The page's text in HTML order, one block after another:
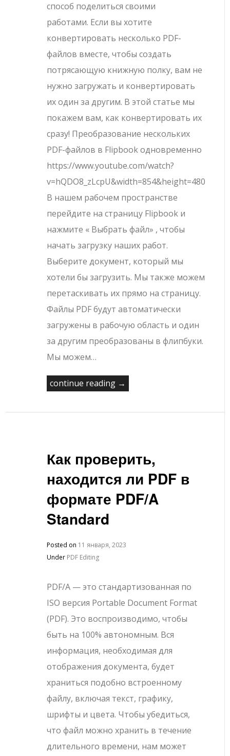
способ поделиться своими
работами. Если вы хотите
конвертировать несколько PDF-
файлов вместе, чтобы создать
потрясающую книжную полку, вам не
нужно загружать и конвертировать
их один за другим. В этой статье мы
покажем вам, как конвертировать их
сразу! Преобразование нескольких
PDF-файлов в Flipbook одновременно
https://www.youtube.com/watch?
v=hQDO8_zLcpU&width=854&height=480
В нашем рабочем пространстве
перейдите на страницу Flipbook и
нажмите « Выбрать файл» , чтобы
начать загрузку наших работ.
Выберите документ, который мы
хотели бы загрузить. Мы также можем
перетаскивать их прямо на страницу.
Файлы PDF будут автоматически
загружены в рабочую область и один
за другим преобразованы в флипбуки.
Мы можем…
continue reading →
Как проверить,
находится ли PDF в
формате PDF/A
Standard
Posted on 11 января, 2023
Under PDF Editing
PDF/A — это стандартизованная по
ISO версия Portable Document Format
(PDF). Это воспроизводимо, чтобы
быть на 100% автономным. Вся
информация, необходимая для
отображения документа, будет
храниться подобно встроенному
файлу, включая текст, графику,
шрифты и цвета. Чтобы убедиться,
что файл можно хранить в течение
длительного времени, нам может